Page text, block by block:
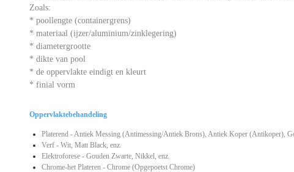
Zoals:
* poollengte (containergrens)
* materiaal (ijzer/aluminium/zinklegering)
* diametergrootte
* dikte van pool
* de oppervlakte eindigt en kleurt
* finial vorm
Oppervlaktebehandeling
Platerend - Antiek Messing (Antimessing/Antiek Brons), Antiek Koper (Antikoper),
Verf - Wit, Matt Black, enz.
Elektroforese - Gouden Zwarte, Nikkel, enz.
Chrome-het Plateren - Chrome (Opgepoetst Chrome)